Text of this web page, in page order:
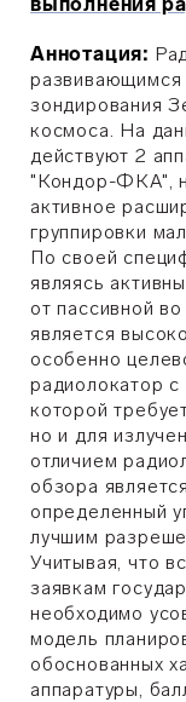
Аннотация:
развивающимся
зондирования
космоса. На
действуют 2
"Кондор-ФКА",
активное
группировки
По своей
являясь
от пассивной
является
особенно
радиолокатор с
которой
но и для
отличием
обзора
определенный
лучшим
Учитывая, что
заявкам
необходимо
модель
обоснованных
аппаратуры,